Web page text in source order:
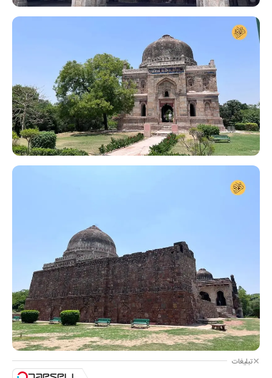
تبلیغات